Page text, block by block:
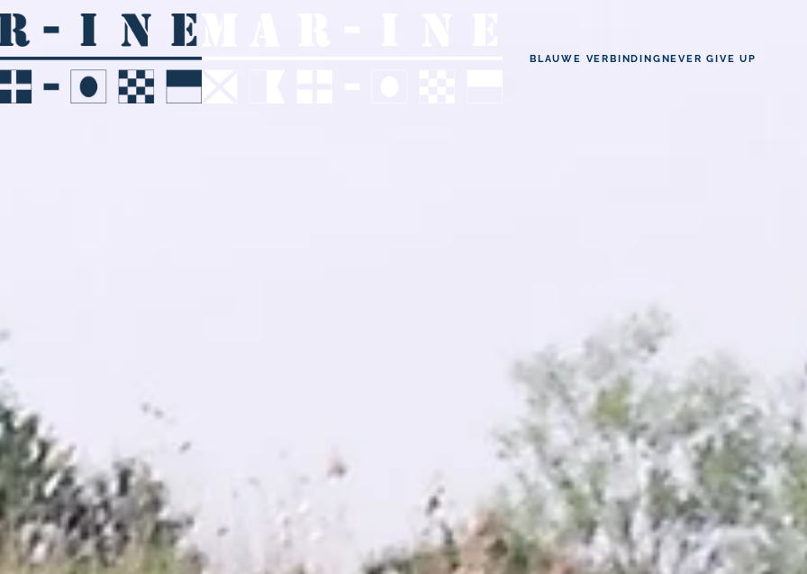
BLAUWE VERBINDINGNEVER GIVE UP